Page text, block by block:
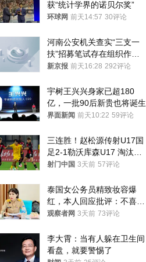
获“统计学界的诺贝尔奖”
环球网 前天14:57 30评论
河南公安机关查实“三支一
扶”招募笔试存在组织作弊
犯罪行为
新京报 前天16:28 292评论
宇树王兴兴身家已超180
亿，一批90后新贵也将诞生
界面新闻 前天10:22 59评论
三连胜！赵松源传射U17国
足2-1勒沃库森U17 淘汰赛
将战河床
射门中国 3天前 57评论
泰国女公务员精致妆容爆
红，本人回应批评：不喜欢
就别看
观察者网 3天前 73评论
李大霄：当有人躲在卫生间
看盘，就要警惕了